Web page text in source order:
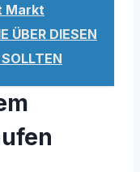
Markt
ÜBER DIESEN